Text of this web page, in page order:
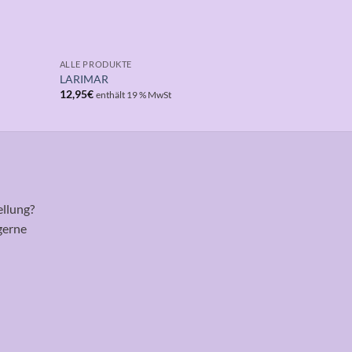
ALLE PRODUKTE
LARIMAR
12,95€ enthält 19 % MwSt